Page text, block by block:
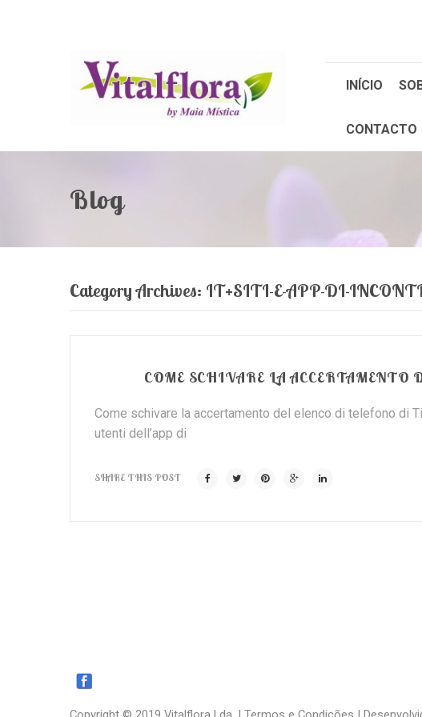
INÍCIO
CONTACTO
Blog
Category Archives: IT+SITI-E-APP-DI-
COME SCHIVARE LA
Come schivare la accertamento del elenco di telefono di
utenti dell’app di
SHARE THIS POST